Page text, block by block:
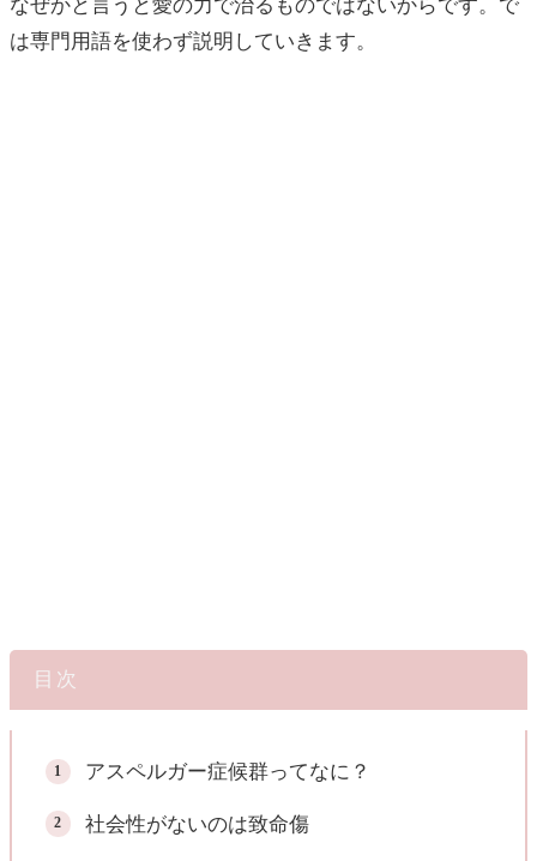
なぜかと言うと愛の力で治るものではないからです。で
は専門用語を使わず説明していきます。
目次
アスペルガー症候群ってなに？
社会性がないのは致命傷